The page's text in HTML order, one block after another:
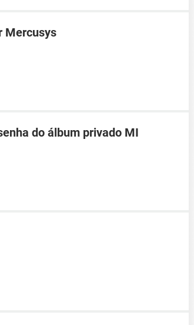
Mercusys
do álbum privado MI